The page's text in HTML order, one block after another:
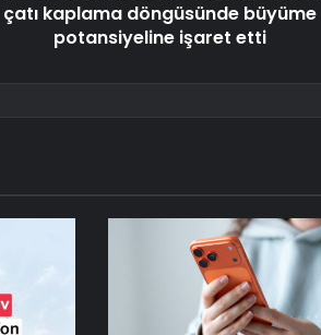
çatı kaplama döngüsünde büyüme
potansiyeline işaret etti